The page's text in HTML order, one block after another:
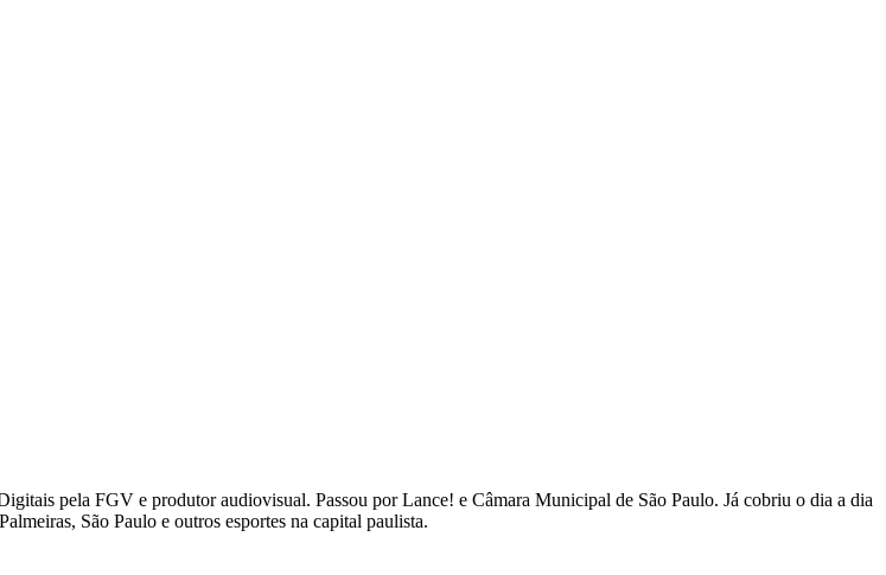
pela FGV e produtor audiovisual. Passou por Lance! e Câmara Municipal de São Paulo. Já cobriu o dia a dia
São Paulo e outros esportes na capital paulista.